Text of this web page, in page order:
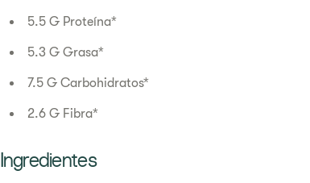
5.5 G Proteína*
5.3 G Grasa*
7.5 G Carbohidratos*
2.6 G Fibra*
Ingredientes